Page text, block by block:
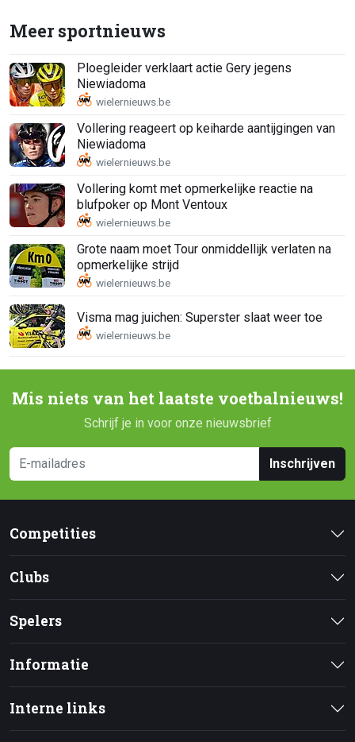
Meer sportnieuws
Ploegleider verklaart actie Gery jegens
Niewiadoma
Vollering reageert op keiharde aantijgingen van
Niewiadoma
Vollering komt met opmerkelijke reactie na
blufpoker op Mont Ventoux
Grote naam moet Tour onmiddellijk verlaten na
opmerkelijke strijd
Visma mag juichen: Superster slaat weer toe
Mis niets van het laatste voetbalnieuws!
Schrijf je in voor onze nieuwsbrief
Inschrijven
Competities
Clubs
Spelers
Informatie
Interne links